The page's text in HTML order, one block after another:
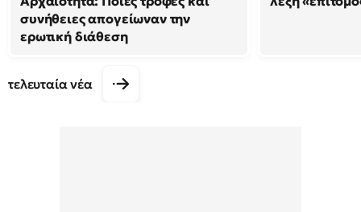
συνήθειες απογείωναν την
ερωτική διάθεση
τελευταία νέα